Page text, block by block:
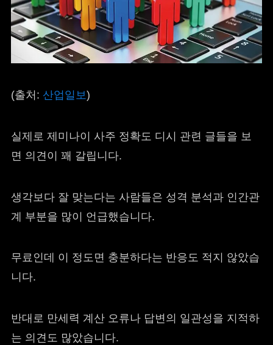
(출처: 산업일보)
실제로 제미나이 사주 정확도 디시 관련 글들을 보
면 의견이 꽤 갈립니다.
생각보다 잘 맞는다는 사람들은 성격 분석과 인간관
계 부분을 많이 언급했습니다.
무료인데 이 정도면 충분하다는 반응도 적지 않았습
니다.
반대로 만세력 계산 오류나 답변의 일관성을 지적하
는 의견도 많았습니다.